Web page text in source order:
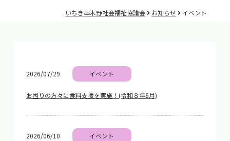
いちき串木野社会福祉協議会 お知らせ イベント
2026/07/29 イベント
お困りの方々に食料支援を実施！(令和８年6月)
2026/06/10 イベント